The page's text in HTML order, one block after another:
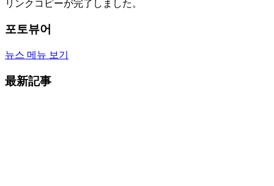
リンクコピーが完了しました。
포토뷰어
뉴스 메뉴 보기
最新記事